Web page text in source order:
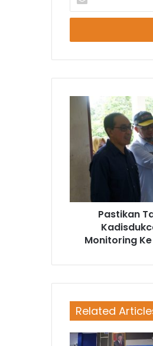
Email
Anda
Pastikan
Monitoring
Related